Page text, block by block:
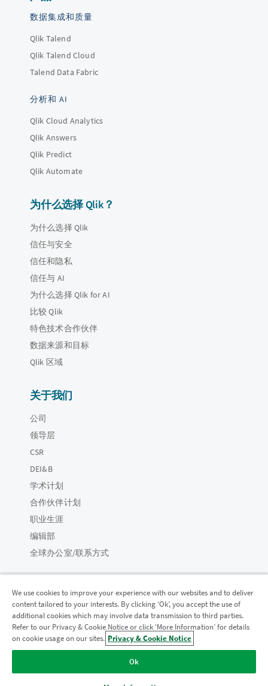
数据集成和质量
Qlik Talend
Qlik Talend Cloud
Talend Data Fabric
分析和 AI
Qlik Cloud Analytics
Qlik Answers
Qlik Predict
Qlik Automate
为什么选择 Qlik？
为什么选择 Qlik
信任与安全
信任和隐私
信任与 AI
为什么选择 Qlik for AI
比较 Qlik
特色技术合作伙伴
数据来源和目标
Qlik 区域
关于我们
公司
领导层
CSR
DEI&B
学术计划
合作伙伴计划
职业生涯
编辑部
全球办公室/联系方式
Qlik 社区
法律协议 产品条款 Legal Policies
法律条规
Do Not Share My Info
We use cookies to improve your experience with our websites and to deliver
content tailored to your interests. By clicking ‘Ok’, you accept the use of
additional cookies which may involve data transmission to third parties.
Refer to our Privacy & Cookie Notice or click ‘More Information’ for details
on cookie usage on our sites. Privacy & Cookie Notice
Ok